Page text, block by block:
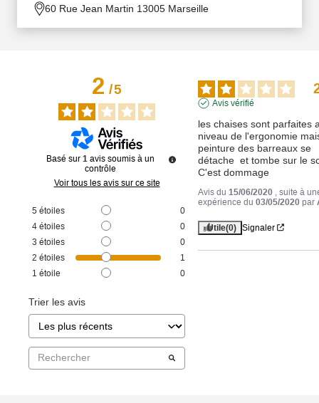
60 Rue Jean Martin 13005 Marseille
2/5
Basé sur 1 avis soumis à un
contrôle
Voir tous les avis sur ce site
5 étoiles
0
4 étoiles
0
3 étoiles
0
2 étoiles
1
1 étoile 0
Trier les avis
Avis vérifié
les chaises sont parfaites
niveau de l'ergonomie
peinture des barreaux se
détache  et tombe sur le
C'est dommage
Avis du 15/06/2020 , suite à
expérience du 03/05/2020 par
Utile(0) Signaler